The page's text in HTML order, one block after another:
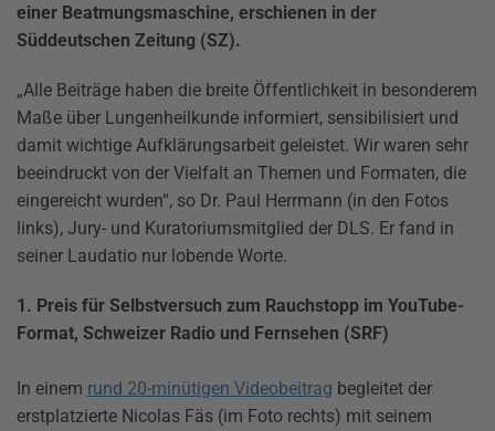
einer Beatmungsmaschine, erschienen in der
Süddeutschen Zeitung (SZ).
„Alle Beiträge haben die breite Öffentlichkeit in besonderem
Maße über Lungenheilkunde informiert, sensibilisiert und
damit wichtige Aufklärungsarbeit geleistet. Wir waren sehr
beeindruckt von der Vielfalt an Themen und Formaten, die
eingereicht wurden“, so Dr. Paul Herrmann (in den Fotos
links), Jury- und Kuratoriumsmitglied der DLS. Er fand in
seiner Laudatio nur lobende Worte.
1. Preis für Selbstversuch zum Rauchstopp im YouTube-
Format, Schweizer Radio und Fernsehen (SRF)
In einem rund 20-minütigen Videobeitrag begleitet der
erstplatzierte Nicolas Fäs (im Foto rechts) mit seinem